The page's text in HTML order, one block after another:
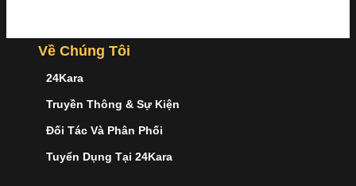
Về Chúng Tôi
24Kara
Truyền Thông & Sự Kiện
Đối Tác Và Phân Phối
Tuyển Dụng Tại 24Kara